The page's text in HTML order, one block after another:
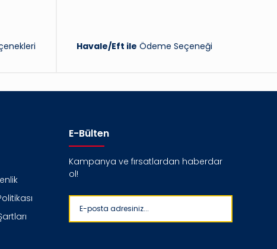
Havale/Eft ile Ödeme Seçeneği
E-Bülten
Kampanya ve fırsatlardan haberdar
ol!